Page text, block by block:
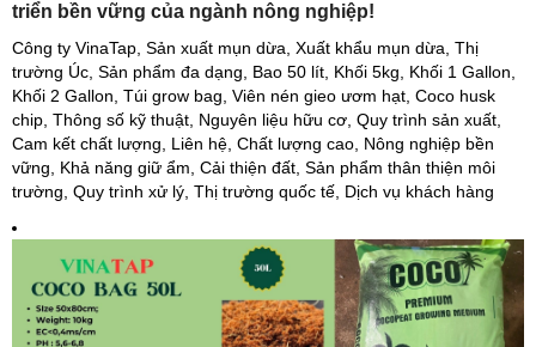
triển bền vững của ngành nông nghiệp!
Công ty VinaTap, Sản xuất mụn dừa, Xuất khẩu mụn dừa, Thị
trường Úc, Sản phẩm đa dạng, Bao 50 lít, Khối 5kg, Khối 1 Gallon,
Khối 2 Gallon, Túi grow bag, Viên nén gieo ươm hạt, Coco husk
chip, Thông số kỹ thuật, Nguyên liệu hữu cơ, Quy trình sản xuất,
Cam kết chất lượng, Liên hệ, Chất lượng cao, Nông nghiệp bền
vững, Khả năng giữ ẩm, Cải thiện đất, Sản phẩm thân thiện môi
trường, Quy trình xử lý, Thị trường quốc tế, Dịch vụ khách hàng​